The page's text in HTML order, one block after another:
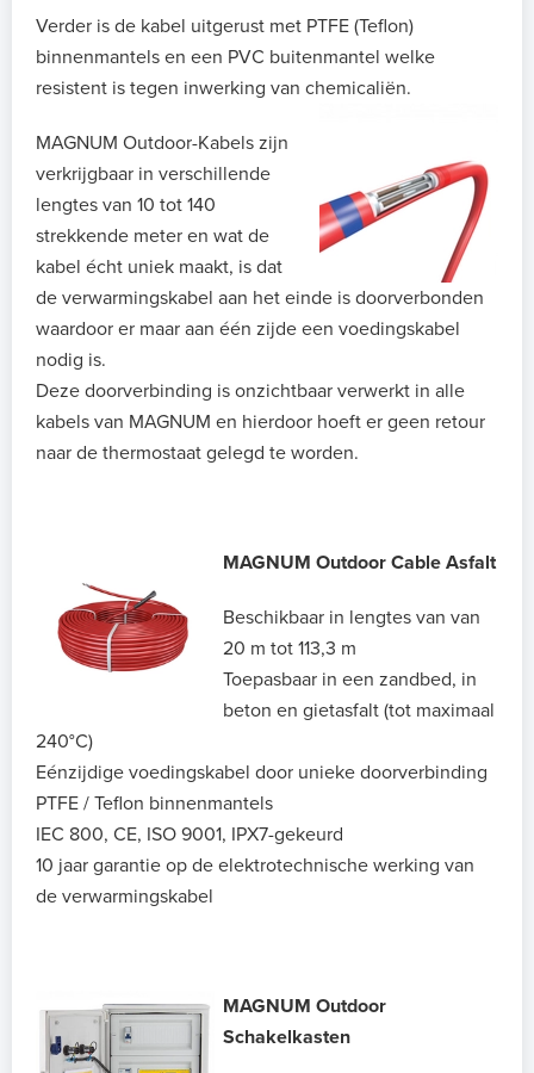
Verder is de kabel uitgerust met PTFE (Teflon)
binnenmantels en een PVC buitenmantel welke
resistent is tegen inwerking van chemicaliën.
MAGNUM Outdoor-Kabels zijn
verkrijgbaar in verschillende
lengtes van 10 tot 140
strekkende meter en wat de
kabel écht uniek maakt, is dat
de verwarmingskabel aan het einde is doorverbonden
waardoor er maar aan één zijde een voedingskabel
nodig is.
Deze doorverbinding is onzichtbaar verwerkt in alle
kabels van MAGNUM en hierdoor hoeft er geen retour
naar de thermostaat gelegd te worden.
MAGNUM Outdoor Cable Asfalt
Beschikbaar in lengtes van van
20 m tot 113,3 m
Toepasbaar in een zandbed, in
beton en gietasfalt (tot maximaal
240°C)
Eénzijdige voedingskabel door unieke doorverbinding
PTFE / Teflon binnenmantels
IEC 800, CE, ISO 9001, IPX7-gekeurd
10 jaar garantie op de elektrotechnische werking van
de verwarmingskabel
MAGNUM Outdoor
Schakelkasten